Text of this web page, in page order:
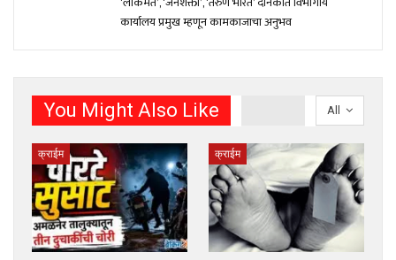
कार्यालय प्रमुख म्हणून कामकाजाचा अनुभव
All
You Might Also Like
क्राईम क्राईम